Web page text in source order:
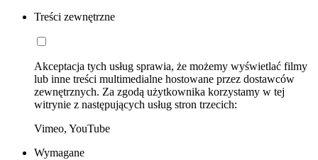
Treści zewnętrzne
Akceptacja tych usług sprawia, że możemy wyświetlać filmy
lub inne treści multimedialne hostowane przez dostawców
zewnętrznych. Za zgodą użytkownika korzystamy w tej
witrynie z następujących usług stron trzecich:
Vimeo, YouTube
Wymagane